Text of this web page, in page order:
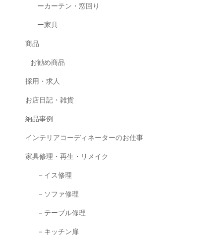
ーカーテン・窓回り
ー家具
商品
お勧め商品
採用・求人
お店日記・雑貨
納品事例
インテリアコーディネーターのお仕事
家具修理・再生・リメイク
－イス修理
－ソファ修理
－テーブル修理
－キッチン扉